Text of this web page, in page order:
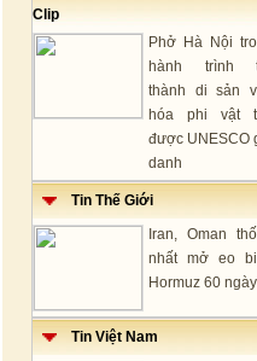
Clip
Phở Hà Nội
hành trình
thành di sản
hóa phi vật
được UNESCO
danh
Tin Thế Giới
Iran, Oman
nhất mở eo
Hormuz 60 ngày
Tin Việt Nam